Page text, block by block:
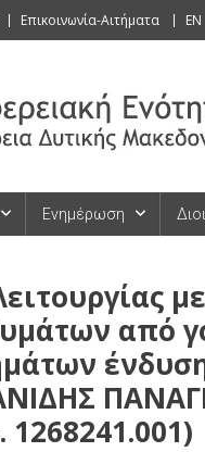
Επικοινωνία-Αιτήματα EN
Ενημέρωση
από